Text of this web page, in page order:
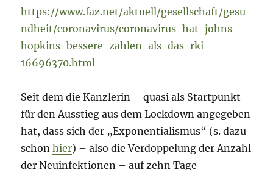
https://www.faz.net/aktuell/gesellschaft/gesu
ndheit/coronavirus/coronavirus-hat-johns-
hopkins-bessere-zahlen-als-das-rki-
16696370.html
Seit dem die Kanzlerin – quasi als Startpunkt
für den Ausstieg aus dem Lockdown angegeben
hat, dass sich der „Exponentialismus“ (s. dazu
schonhier) – also die Verdoppelung der Anzahl
der Neuinfektionen – auf zehn Tage